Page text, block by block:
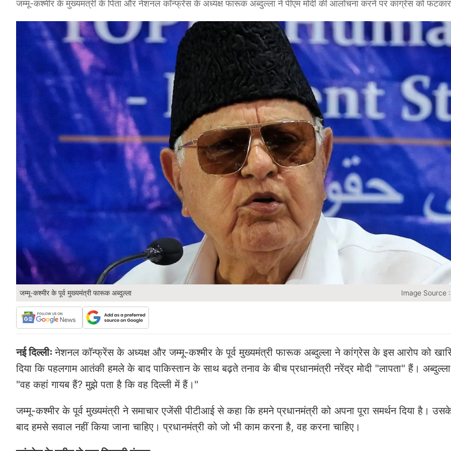
जम्मू-कश्मीर के मुख्यमंत्री के पिता और नेशनल कॉन्फ्रेंस के अध्यक्ष फारूक अब्दुल्ला ने पीएम मोदी की आलोचना करने पर कांग्रेस को
जम्मू-कश्मीर के पूर्व मुख्यमंत्री फारूक अब्दुल्ला Image Source
नई दिल्लीःनेशनल कॉन्फ्रेंस के अध्यक्ष और जम्मू-कश्मीर के पूर्व मुख्यमंत्री फारूक अब्दुल्ला ने कांग्रेस के इस आरोप को
दिया कि पहलगाम आतंकी हमले के बाद पाकिस्तान के साथ बढ़ते तनाव के बीच प्रधानमंत्री नरेंद्र मोदी "लापता" हैं।
"वह कहां गायब हैं? मुझे पता है कि वह दिल्ली में हैं।"
जम्मू-कश्मीर के पूर्व मुख्यमंत्री ने समाचार एजेंसी पीटीआई से कहा कि हमने प्रधानमंत्री को अपना पूरा समर्थन दिया है।
बाद हमसे सवाल नहीं किया जाना चाहिए। प्रधानमंत्री को जो भी काम करना है, वह करना चाहिए।